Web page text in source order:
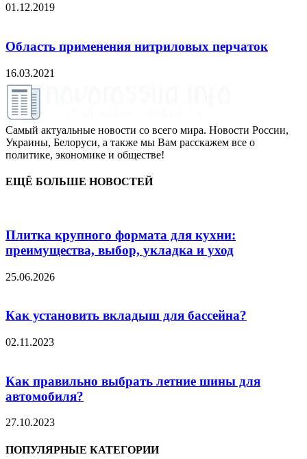
01.12.2019
Область применения нитриловых перчаток
16.03.2021
Самый актуальные новости со всего мира. Новости России,
Украины, Белоруси, а также мы Вам расскажем все о
политике, экономике и обществе!
ЕЩЁ БОЛЬШЕ НОВОСТЕЙ
Плитка крупного формата для кухни:
преимущества, выбор, укладка и уход
25.06.2026
Как установить вкладыш для бассейна?
02.11.2023
Как правильно выбрать летние шины для
автомобиля?
27.10.2023
ПОПУЛЯРНЫЕ КАТЕГОРИИ